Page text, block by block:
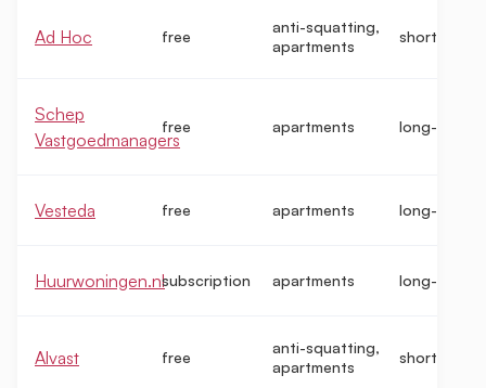
Ad Hoc free
anti-squatting,
apartments
short-term
Schep
Vastgoedmanagers
free apartments long-term
Vesteda free apartments long-term
Huurwoningen.nlsubscription apartments long-term
Alvast free
anti-squatting,
apartments
short-term